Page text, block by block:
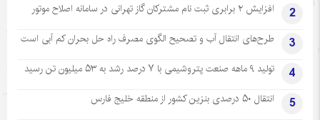
2 افزایش ۲ برابری ثبت نام مشترکان گاز تهرانی‌ در سامانه اصلاح موتور
3 طرح‌های انتقال آب و تصحیح الگوی مصرف راه حل بحران کم آبی است
4 تولید ۹ ماهه صنعت پتروشیمی با ۷ درصد رشد به ۵۳ میلیون تن رسید
5 انتقال ۵۰ درصدی بنزین کشور از منطقه خلیج فارس